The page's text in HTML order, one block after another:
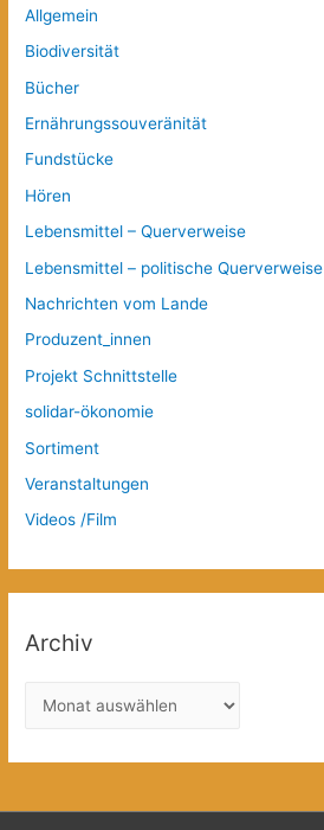
Allgemein
Biodiversität
Bücher
Ernährungssouveränität
Fundstücke
Hören
Lebensmittel – Querverweise
Lebensmittel – politische Querverweise
Nachrichten vom Lande
Produzent_innen
Projekt Schnittstelle
solidar-ökonomie
Sortiment
Veranstaltungen
Videos /Film
Archiv
c